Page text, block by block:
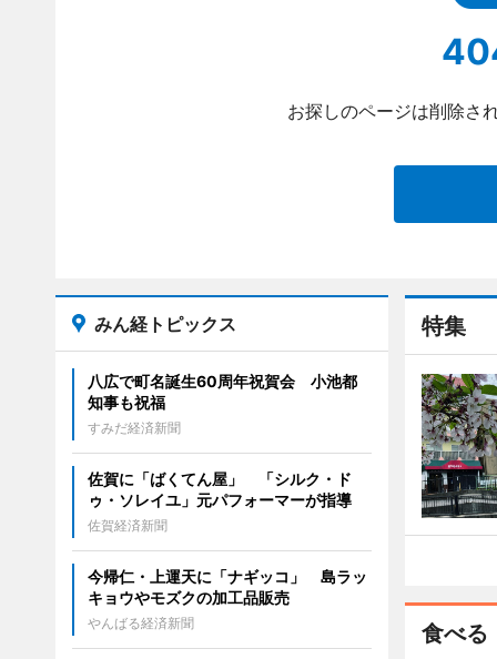
お探しのページは削除さ
特集
食べる
みん経トピックス
八広で町名誕生60周年祝賀会 小池都
知事も祝福
すみだ経済新聞
佐賀に「ばくてん屋」 「シルク・ド
ゥ・ソレイユ」元パフォーマーが指導
佐賀経済新聞
今帰仁・上運天に「ナギッコ」 島ラッ
キョウやモズクの加工品販売
やんばる経済新聞